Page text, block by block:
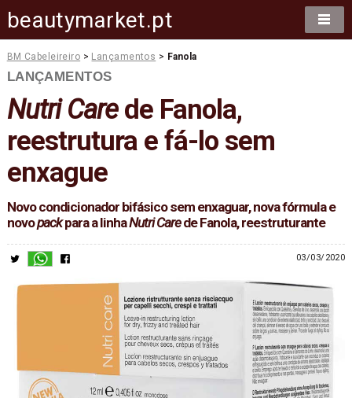
beautymarket.pt
BM Cabeleireiro > Lançamentos > Fanola
LANÇAMENTOS
Nutri Carede Fanola,
reestrutura e fá-lo sem
enxague
Novo condicionador bifásico sem enxaguar, nova fórmula e
novopackpara a linhaNutri Carede Fanola, reestruturante
03/03/2020